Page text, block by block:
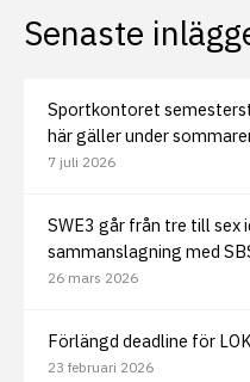
Senaste
Sportkontoret
här gäller under
7 juli 2026
SWE3 går från tre till sex
sammanslagning med
26 mars 2026
Förlängd deadline för
23 februari 2026